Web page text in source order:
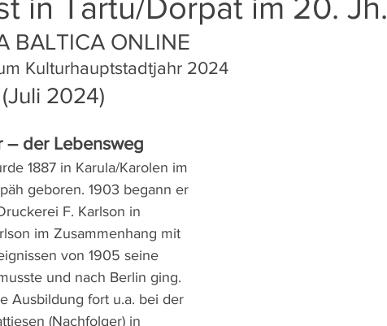
in Tartu/Dorpat im 20. Jh.
BALTICA ONLINE
Kulturhauptstadtjahr 2024
2024)
– der Lebensweg
1887 in Karula/Karolen im
geboren. 1903 begann er
F. Karlson in
im Zusammenhang mit
von 1905 seine
und nach Berlin ging.
Ausbildung fort u.a. bei der
(Nachfolger) in